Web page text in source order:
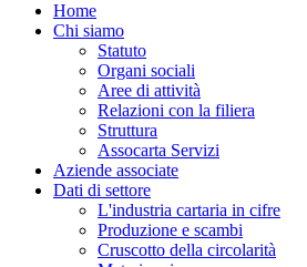
Home
Chi siamo
Statuto
Organi sociali
Aree di attività
Relazioni con la filiera
Struttura
Assocarta Servizi
Aziende associate
Dati di settore
L'industria cartaria in cifre
Produzione e scambi
Cruscotto della circolarità